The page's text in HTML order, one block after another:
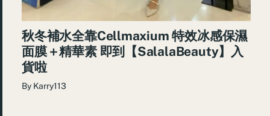
秋冬補水全靠Cellmaxium 特效冰感保濕
面膜＋精華素 即到【SalalaBeauty】入
貨啦
By Karry113